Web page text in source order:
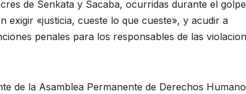
de Senkata y Sacaba, ocurridas durante el
exigir «justicia, cueste lo que cueste», y acudir a
penales para los responsables de las
de la Asamblea Permanente de Derechos